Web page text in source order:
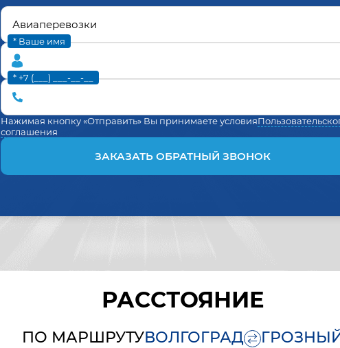
* Ваше имя
* +7 (___) ___-__-__
Нажимая кнопку «Отправить» Вы принимаете условия
соглашения
ЗАКАЗАТЬ ОБРАТНЫЙ ЗВОНОК
РАССТОЯНИЕ
ПО МАРШРУТУВОЛГОГРАД